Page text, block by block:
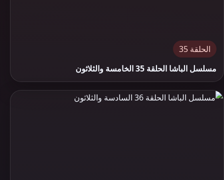
الحلقة 35
مسلسل الباشا الحلقة 35 الخامسة والثلاثون